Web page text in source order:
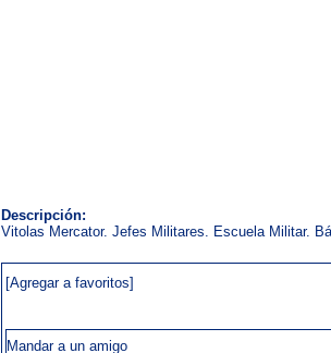
Descripción:
Vitolas Mercator. Jefes Militares. Escuela Militar.
[Agregar a favoritos]
Mandar a un amigo